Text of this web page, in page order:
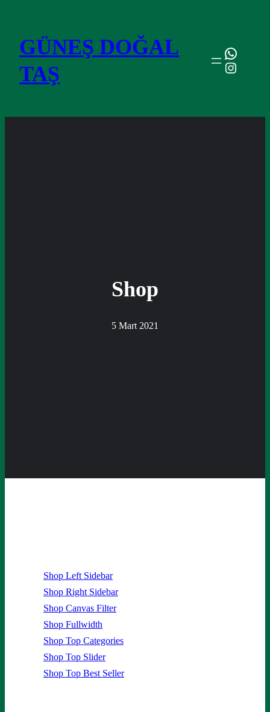
GÜNEŞ DOĞAL
TAŞ
Shop
5 Mart 2021
Shop Left Sidebar
Shop Right Sidebar
Shop Canvas Filter
Shop Fullwidth
Shop Top Categories
Shop Top Slider
Shop Top Best Seller